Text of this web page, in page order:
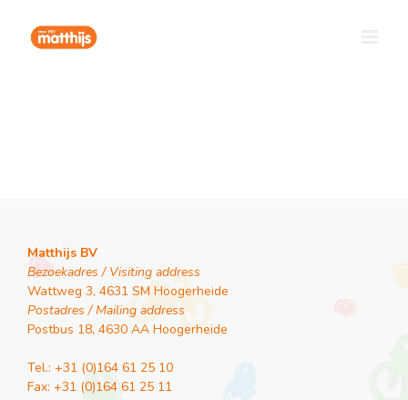
inhoud
Matthijs BV
Bezoekadres / Visiting address
Wattweg 3, 4631 SM Hoogerheide
Postadres / Mailing address
Postbus 18, 4630 AA Hoogerheide
Tel.: +31 (0)164 61 25 10
Fax: +31 (0)164 61 25 11